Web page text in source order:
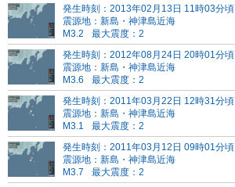
発生時刻：2013年02月13日 11時03分頃
震源地：新島・神津島近海
M3.2
最大震度：2
発生時刻：2012年08月24日 20時01分頃
震源地：新島・神津島近海
M3.6
最大震度：2
発生時刻：2011年03月22日 12時31分頃
震源地：新島・神津島近海
M3.1
最大震度：2
発生時刻：2011年03月12日 09時01分頃
震源地：新島・神津島近海
M3.7
最大震度：2